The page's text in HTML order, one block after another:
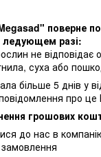
поверне
ледующем разі:
не відповідає
суха або
більше 5 днів у
про це
грошових
до нас в